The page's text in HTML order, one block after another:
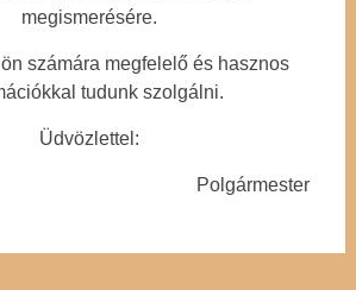
megismerésére.
számára megfelelő és hasznos
tudunk szolgálni.
Üdvözlettel:
Polgármester